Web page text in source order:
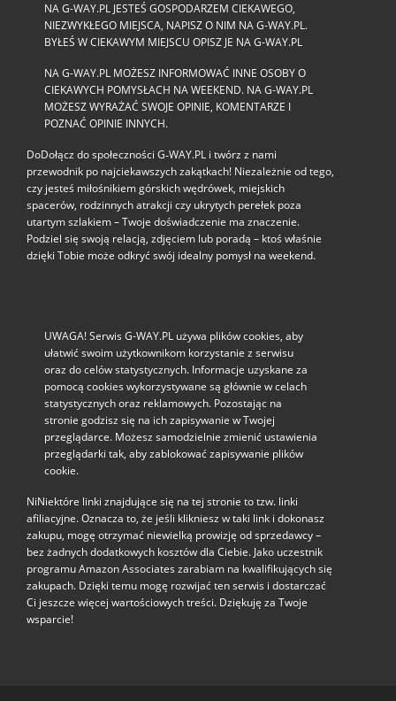
NA G-WAY.PL JESTEŚ GOSPODARZEM CIEKAWEGO,
NIEZWYKŁEGO MIEJSCA, NAPISZ O NIM NA G-WAY.PL.
BYŁEŚ W CIEKAWYM MIEJSCU OPISZ JE NA G-WAY.PL
NA G-WAY.PL MOŻESZ INFORMOWAĆ INNE OSOBY O
CIEKAWYCH POMYSŁACH NA WEEKEND. NA G-WAY.PL
MOŻESZ WYRAŻAĆ SWOJE OPINIE, KOMENTARZE I
POZNAĆ OPINIE INNYCH.
DoDołącz do społeczności G‑WAY.PL i twórz z nami
przewodnik po najciekawszych zakątkach! Niezależnie od tego,
czy jesteś miłośnikiem górskich wędrówek, miejskich
spacerów, rodzinnych atrakcji czy ukrytych perełek poza
utartym szlakiem – Twoje doświadczenie ma znaczenie.
Podziel się swoją relacją, zdjęciem lub poradą – ktoś właśnie
dzięki Tobie może odkryć swój idealny pomysł na weekend.
UWAGA! Serwis G-WAY.PL używa plików cookies, aby
ułatwić swoim użytkownikom korzystanie z serwisu
oraz do celów statystycznych. Informacje uzyskane za
pomocą cookies wykorzystywane są głównie w celach
statystycznych oraz reklamowych. Pozostając na
stronie godzisz się na ich zapisywanie w Twojej
przeglądarce. Możesz samodzielnie zmienić ustawienia
przeglądarki tak, aby zablokować zapisywanie plików
cookie.
NiNiektóre linki znajdujące się na tej stronie to tzw. linki
afiliacyjne. Oznacza to, że jeśli klikniesz w taki link i dokonasz
zakupu, mogę otrzymać niewielką prowizję od sprzedawcy –
bez żadnych dodatkowych kosztów dla Ciebie. Jako uczestnik
programu Amazon Associates zarabiam na kwalifikujących się
zakupach. Dzięki temu mogę rozwijać ten serwis i dostarczać
Ci jeszcze więcej wartościowych treści. Dziękuję za Twoje
wsparcie!